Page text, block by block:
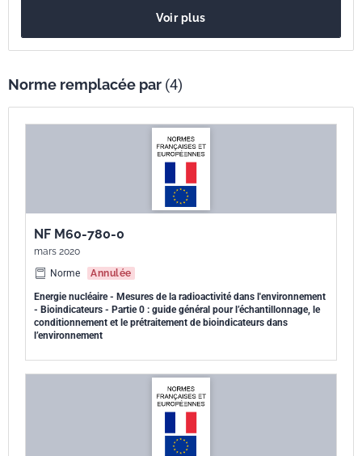
Voir plus
Norme remplacée par (4)
NF M60-780-0
mars 2020
Norme
Annulée
Energie nucléaire - Mesures de la radioactivité dans l'environnement
- Bioindicateurs - Partie 0 : guide général pour l’échantillonnage, le
conditionnement et le prétraitement de bioindicateurs dans
l’environnement